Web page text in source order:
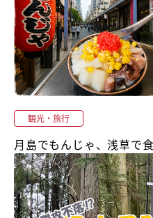
観光・旅行
月島でもんじゃ、浅草で